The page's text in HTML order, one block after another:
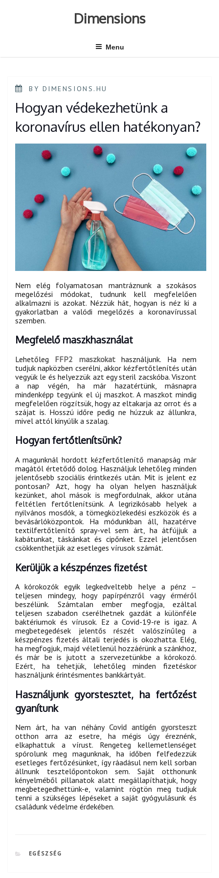
Dimensions
Menu
POSTED
BY DIMENSIONS.HU
Hogyan védekezhetünk a
koronavírus ellen hatékonyan?
Nem elég folyamatosan mantráznunk a szokásos
megelőzési módokat, tudnunk kell megfelelően
alkalmazni is azokat. Nézzük hát, hogyan is néz ki a
gyakorlatban a valódi megelőzés a koronavírussal
szemben.
Megfelelő maszkhasználat
Lehetőleg FFP2 maszkokathasználjunk. Ha nem
tudjuk napközben cserélni, akkor kézfertőtlenítés után
vegyük le és helyezzük azt egy steril zacskóba. Viszont
a nap végén, ha már hazatértünk, másnapra
mindenképp tegyünk el új maszkot. A maszkot mindig
megfelelően rögzítsük, hogy az eltakarja az orrot és a
szájat is. Hosszú időre pedig ne húzzuk az állunkra,
mivel attól kinyúlik a szalag.
Hogyan fertőtlenítsünk?
A magunknál hordott kézfertőtlenítő manapság már
magától értetődő dolog. Használjuk lehetőleg minden
jelentősebb szociális érintkezés után. Mit is jelent ez
pontosan? Azt, hogy ha olyan helyen használjuk
kezünket, ahol mások is megfordulnak, akkor utána
feltétlen fertőtlenítsünk. A legrizikósabb helyek a
nyilvános mosdók, a tömegközlekedési eszközök és a
bevásárlóközpontok. Ha módunkban áll, hazatérve
textilfertőtlenítő spray-vel sem árt, ha átfújjuk a
kabátunkat, táskánkat és cipőnket. Ezzel jelentősen
csökkenthetjük az esetleges vírusok számát.
Kerüljük a készpénzes fizetést
A kórokozók egyik legkedveltebb helye a pénz –
teljesen mindegy, hogy papírpénzről vagy érméről
beszélünk. Számtalan ember megfogja, ezáltal
teljesen szabadon cserélhetnek gazdát a különféle
baktériumok és vírusok. Ez a Covid-19-re is igaz. A
megbetegedések jelentős részét valószínűleg a
készpénzes fizetés általi terjedés is okozhatta. Elég,
ha megfogjuk, majd véletlenül hozzáérünk a szánkhoz,
és már be is jutott a szervezetünkbe a kórokozó.
Ezért, ha tehetjük, lehetőleg minden fizetéskor
használjunk érintésmentes bankkártyát.
Használjunk gyorstesztet, ha fertőzést
gyanítunk
Nem árt, ha van néhány Covid antigén gyorsteszt
otthon arra az esetre, ha mégis úgy éreznénk,
elkaphattuk a vírust. Rengeteg kellemetlenséget
spórolunk meg magunknak, ha időben felfedezzük
esetleges fertőzésünket, így ráadásul nem kell sorban
állnunk tesztelőpontokon sem. Saját otthonunk
kényelméből pillanatok alatt megállapíthatjuk, hogy
megbetegedhettünk-e, valamint rögtön meg tudjuk
tenni a szükséges lépéseket a saját gyógyulásunk és
családunk védelme érdekében.
CATEGORIES
EGÉSZSÉG